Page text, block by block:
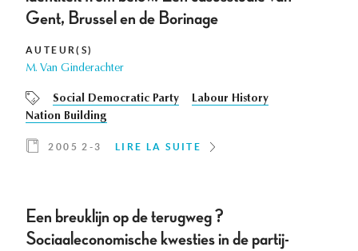
Gent, Brussel en de Borinage
AUTEUR(S)
M. Van Ginderachter
Social Democratic Party
Labour History
Nation Building
2005 2-3 LIRE LA SUITE
Een breuklijn op de terugweg ?
Sociaaleconomische kwesties in de partij-